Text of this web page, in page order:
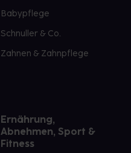
Babypflege
Schnuller & Co.
Zahnen & Zahnpflege
Ernährung,
Abnehmen, Sport &
Fitness